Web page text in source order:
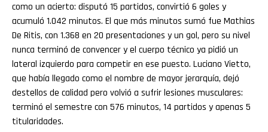
como un acierto: disputó 15 partidos, convirtió 6 goles y
acumuló 1.042 minutos. El que más minutos sumó fue Mathias
De Ritis, con 1.368 en 20 presentaciones y un gol, pero su nivel
nunca terminó de convencer y el cuerpo técnico ya pidió un
lateral izquierdo para competir en ese puesto. Luciano Vietto,
que había llegado como el nombre de mayor jerarquía, dejó
destellos de calidad pero volvió a sufrir lesiones musculares:
terminó el semestre con 576 minutos, 14 partidos y apenas 5
titularidades.